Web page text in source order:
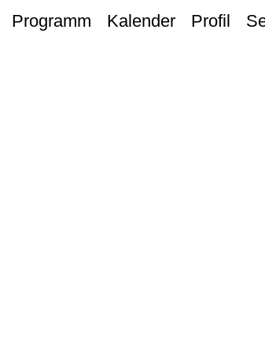
Programm Kalender Profil